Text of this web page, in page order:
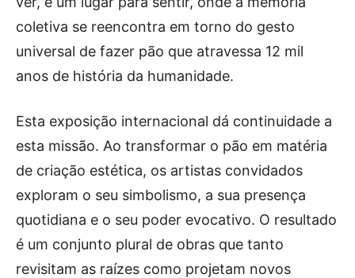
coletiva se reencontra em torno do gesto
universal de fazer pão que atravessa 12 mil
anos de história da humanidade.
Esta exposição internacional dá continuidade a
esta missão. Ao transformar o pão em matéria
de criação estética, os artistas convidados
exploram o seu simbolismo, a sua presença
quotidiana e o seu poder evocativo. O resultado
é um conjunto plural de obras que tanto
revisitam as raízes como projetam novos